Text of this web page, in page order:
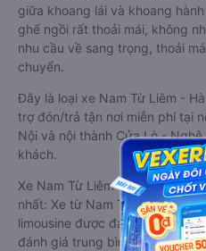
giữa khoang lái và khoang
ghế ngồi rất thoải mái, không
nhu cầu về sang trọng, thoải
chuyển.
Đây là loại xe Nam Từ Liêm -
trợ đón/trả tận nơi miễn phí tại
Nội và nội thành Cửa Lò -
khách.
Xe Nam Từ Liêm - Hà Nội Cửa
nhất: Xe từ Nam Từ Liêm - Hà
limousine được đánh giá
đánh giá trung bình từ 4.4/5